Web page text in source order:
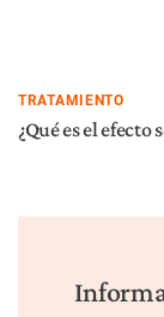
TRATAMIENTO
¿Qué es el efecto